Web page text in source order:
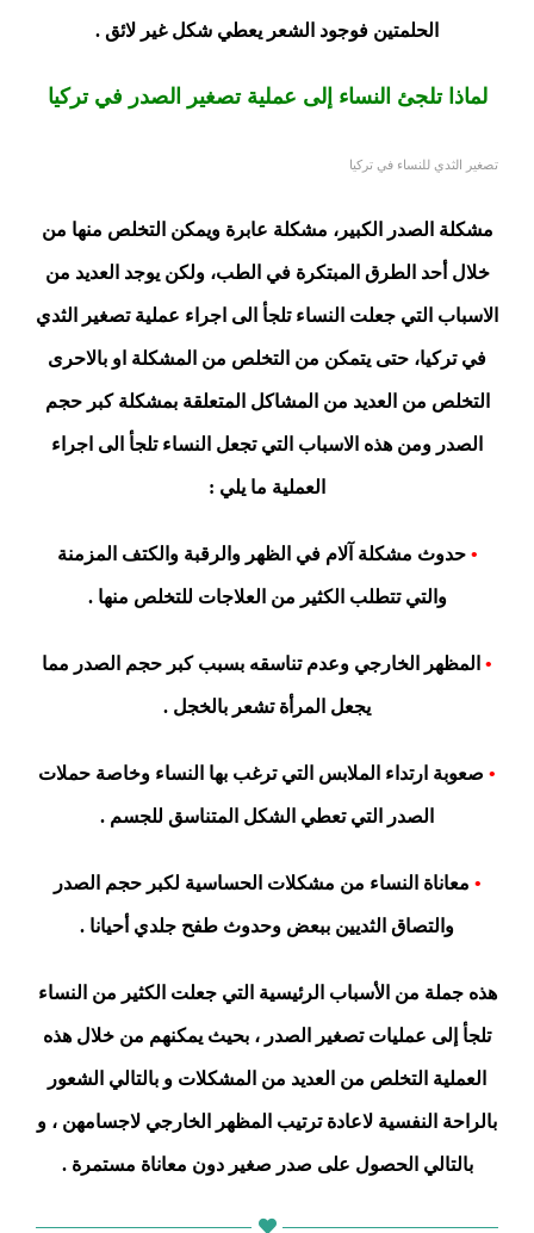
الحلمتين فوجود الشعر يعطي شكل غير لائق .
لماذا تلجئ النساء إلى عملية تصغير الصدر في تركيا
تصغير الثدي للنساء في تركيا
مشكلة الصدر الكبير، مشكلة عابرة ويمكن التخلص منها من
خلال أحد الطرق المبتكرة في الطب، ولكن يوجد العديد من
الاسباب التي جعلت النساء تلجأ الى اجراء عملية تصغير الثدي
في تركيا، حتى يتمكن من التخلص من المشكلة او بالاحرى
التخلص من العديد من المشاكل المتعلقة بمشكلة كبر حجم
الصدر ومن هذه الاسباب التي تجعل النساء تلجأ الى اجراء
العملية ما يلي :
•حدوث مشكلة آلام في الظهر والرقبة والكتف المزمنة
والتي تتطلب الكثير من العلاجات للتخلص منها .
• المظهر الخارجي وعدم تناسقه بسبب كبر حجم الصدر مما
يجعل المرأة تشعر بالخجل .
• صعوبة ارتداء الملابس التي ترغب بها النساء وخاصة حملات
الصدر التي تعطي الشكل المتناسق للجسم .
• معاناة النساء من مشكلات الحساسية لكبر حجم الصدر
والتصاق الثديين ببعض وحدوث طفح جلدي أحيانا .
هذه جملة من الأسباب الرئيسية التي جعلت الكثير من النساء
تلجأ إلى عمليات تصغير الصدر ، بحيث يمكنهم من خلال هذه
العملية التخلص من العديد من المشكلات و بالتالي الشعور
بالراحة النفسية لاعادة ترتيب المظهر الخارجي لاجسامهن ، و
بالتالي الحصول على صدر صغير دون معاناة مستمرة .